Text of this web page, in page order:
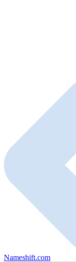
Nameshift.com